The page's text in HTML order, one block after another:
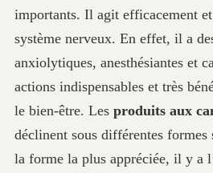
importants. Il agit efficacement
système nerveux. En effet, il a
anxiolytiques, anesthésiantes et
actions indispensables et très
le bien-être. Les produits aux
déclinent sous différentes formes
la forme la plus appréciée, il y a